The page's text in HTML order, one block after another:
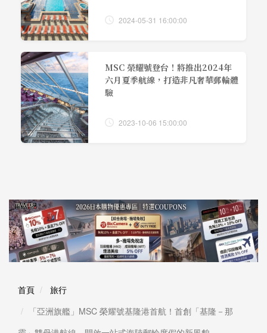
2024-05-31 16:00:00
MSC 榮耀號登台！將推出2024年
六月夏季航線，打造非凡奢華郵輪體
驗
2023-10-06 15:00:00
首頁
旅行
「亞洲旗艦」MSC 榮耀號基隆港首航！首創「基隆－那